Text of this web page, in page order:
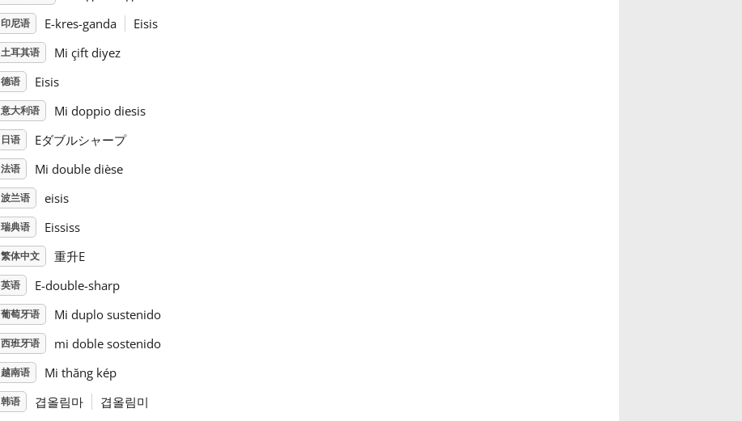
印尼语 E-kres-ganda Eisis
土耳其语 Mi çift diyez
德语 Eisis
意大利语 Mi doppio diesis
日语 Eダブルシャープ
法语 Mi double dièse
波兰语 eisis
瑞典语 Eississ
繁体中文 重升E
英语 E-double-sharp
葡萄牙语 Mi duplo sustenido
西班牙语 mi doble sostenido
越南语 Mi thăng kép
韩语 겹올림마 겹올림미